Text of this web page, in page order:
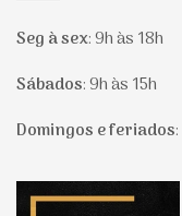
Seg à sex:9h às 18h
Sábados:9h às 15h
Domingos e feriados:
Página inicial